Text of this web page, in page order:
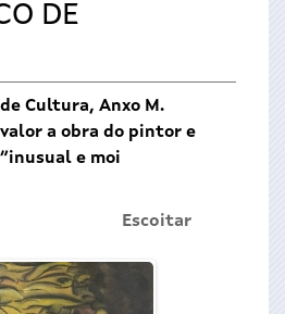
DE
Cultura, Anxo M.
a obra do pintor e
e moi
Escoitar